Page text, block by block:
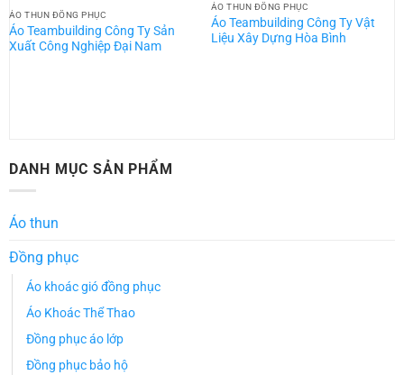
ÁO THUN ĐỒNG PHỤC
Áo Teambuilding Công Ty Sản
Xuất Công Nghiệp Đại Nam
ÁO THUN ĐỒNG PHỤC
Áo Teambuilding Công Ty Vật
Liệu Xây Dựng Hòa Bình
DANH MỤC SẢN PHẨM
Áo thun
Đồng phục
Áo khoác gió đồng phục
Áo Khoác Thể Thao
Đồng phục áo lớp
Đồng phục bảo hộ